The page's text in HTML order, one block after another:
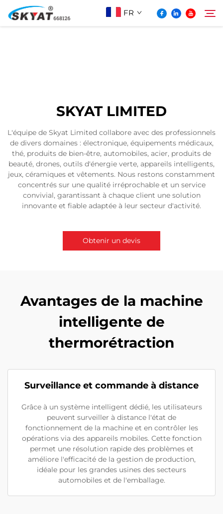
FR
Vidéo Et Application
Projets
SKYAT LIMITED
L'équipe de Skyat Limited collabore avec des professionnels
de divers domaines : électronique, équipements médicaux,
thé, produits de bien-être, automobiles, acier, produits de
beauté, drones, outils d'énergie verte, appareils intelligents,
jeux, céramiques et vêtements. Nous restons constamment
concentrés sur une qualité irréprochable et un service
convivial, garantissant à chaque client une solution
innovante et fiable adaptée à leur secteur d'activité.
Obtenir un devis
Avantages de la machine
intelligente de
thermorétraction
Surveillance et commande à distance
Grâce à un système intelligent dédié, les utilisateurs
peuvent surveiller à distance l'état de
fonctionnement de la machine et en contrôler les
opérations via des appareils mobiles. Cette fonction
permet une résolution rapide des problèmes et
améliore l'efficacité de la gestion de production,
idéale pour les grandes usines des secteurs
automobiles et de l'emballage.